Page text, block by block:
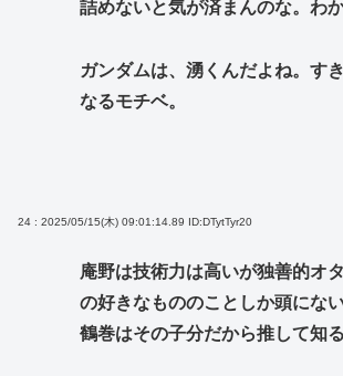
詰めないと気が済まんのな。わか
ガンダムは、湧くんだよね。す
なるモチベ。
24 : 2025/05/15(木) 09:01:14.89 ID:DTytTyr20
庵野は技術力は高いが独善的オ
の好きなもののことしか頭にな
鶴巻はその子分だから推して知